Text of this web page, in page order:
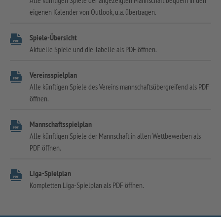
eigenen Kalender von Outlook, u.a. übertragen.
Spiele-Übersicht
Aktuelle Spiele und die Tabelle als PDF öffnen.
Vereinsspielplan
Alle künftigen Spiele des Vereins mannschaftsübergreifend als PDF
öffnen.
Mannschaftsspielplan
Alle künftigen Spiele der Mannschaft in allen Wettbewerben als
PDF öffnen.
Liga-Spielplan
Kompletten Liga-Spielplan als PDF öffnen.